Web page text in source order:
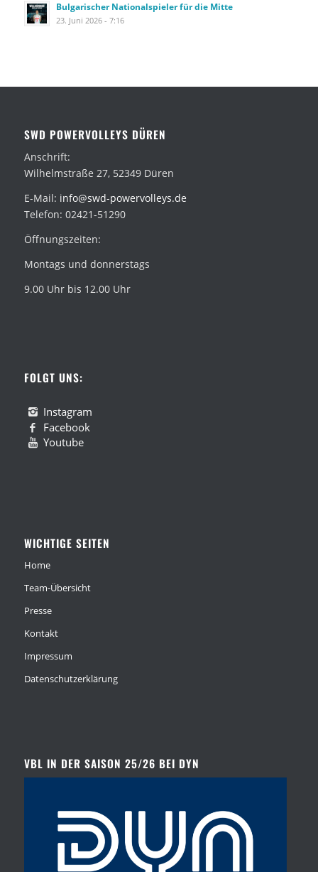
Bulgarischer Nationalspieler für die Mitte
23. Juni 2026 - 7:16
SWD POWERVOLLEYS DÜREN
Anschrift:
Wilhelmstraße 27, 52349 Düren
E-Mail: info@swd-powervolleys.de
Telefon: 02421-51290
Öffnungszeiten:
Montags und donnerstags
9.00 Uhr bis 12.00 Uhr
FOLGT UNS:
Instagram
Facebook
Youtube
WICHTIGE SEITEN
Home
Team-Übersicht
Presse
Kontakt
Impressum
Datenschutzerklärung
VBL IN DER SAISON 25/26 BEI DYN